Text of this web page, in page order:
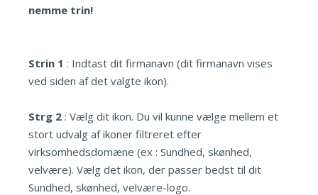
nemme trin!
Strin 1 : Indtast dit firmanavn (dit firmanavn vises
ved siden af det valgte ikon).
Strg 2 : Vælg dit ikon. Du vil kunne vælge mellem et
stort udvalg af ikoner filtreret efter
virksomhedsdomæne (ex : Sundhed, skønhed,
velvære). Vælg det ikon, der passer bedst til dit
Sundhed, skønhed, velvære-logo.